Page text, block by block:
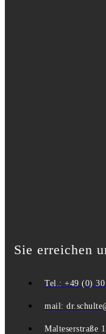
Sie erreichen
Tel.: +49 (0)
mail:
Malteserstraße